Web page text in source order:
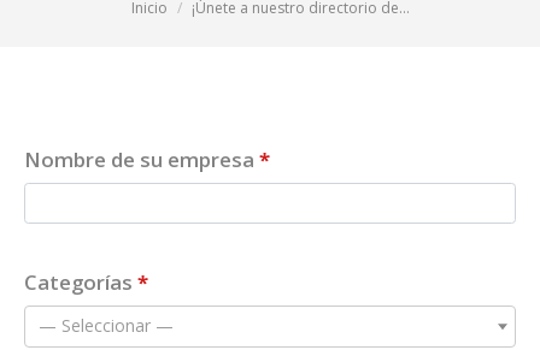
Estás aquí:
Inicio ¡Únete a nuestro directorio de…
Nombre de su empresa *
Categorías *
— Seleccionar —